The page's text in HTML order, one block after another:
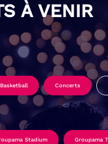
À VENIR
Basketball Concerts
Stadium Groupama